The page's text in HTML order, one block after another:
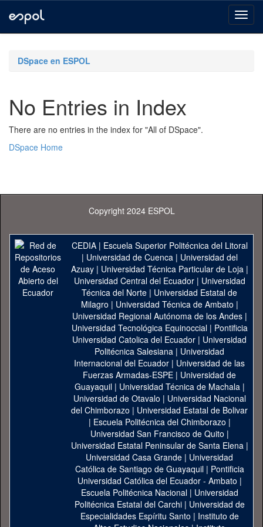
navigationDSpace en ESPOL
No Entries in Index
There are no entries in the index for "All of DSpace".
DSpace Home
Copyright 2024 ESPOL
CEDIA| Escuela Superior Politécnica del Litoral
| Universidad de Cuenca| Universidad del
Azuay| Universidad Técnica Particular de Loja|
Universidad Central del Ecuador| Universidad
Técnica del Norte | Universidad Estatal de
Milagro | Universidad Técnica de Ambato |
Universidad Regional Autónoma de los Andes|
Universidad Tecnológica Equinoccial| Pontificia
Universidad Catolica del Ecuador | Universidad
Politécnica Salesiana | Universidad
Internacional del Ecuador | Universidad de las
Fuerzas Armadas-ESPE | Universidad de
Guayaquil| Universidad Técnica de Machala|
Universidad de Otavalo | Universidad Nacional
del Chimborazo | Universidad Estatal de Bolivar
| Escuela Politécnica del Chimborazo |
Universidad San Francisco de Quito |
Universidad Estatal Peninsular de Santa Elena|
Universidad Casa Grande | Universidad
Católica de Santiago de Guayaquil| Pontificia
Universidad Católica del Ecuador - Ambato |
Escuela Politécnica Nacional| Universidad
Politécnica Estatal del Carchi| Universidad de
Especialidades Espíritu Santo | Instituto de